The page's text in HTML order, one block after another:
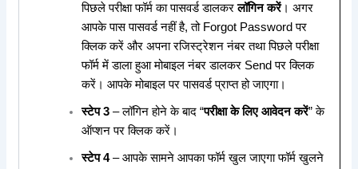
पिछले परीक्षा फॉर्म का पासवर्ड डालकरलॉगिन करें। अगर
आपके पास पासवर्ड नहीं है, तो Forgot Password पर
क्लिक करें और अपना रजिस्ट्रेशन नंबर तथा पिछले परीक्षा
फॉर्म में डाला हुआ मोबाइल नंबर डालकर Send पर क्लिक
करें। आपके मोबाइल पर पासवर्ड प्राप्त हो जाएगा।
स्टेप 3– लॉगिन होने के बाद “परीक्षा के लिए आवेदन करें” के
ऑप्शन पर क्लिक करें।
स्टेप 4– आपके सामने आपका फॉर्म खुल जाएगा फॉर्म खुलने